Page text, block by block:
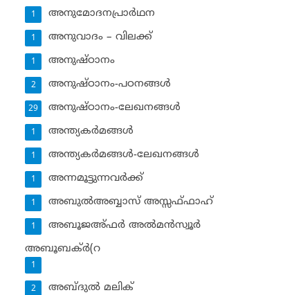
അനുമോദനപ്രാര്‍ഥന
1
അനുവാദം – വിലക്ക്‌
1
അനുഷ്ഠാനം
1
അനുഷ്ഠാനം-പഠനങ്ങള്‍
2
അനുഷ്ഠാനം-ലേഖനങ്ങള്‍
29
അന്ത്യകര്‍മങ്ങള്‍
1
അന്ത്യകര്‍മങ്ങള്‍-ലേഖനങ്ങള്‍
1
അന്നമൂട്ടുന്നവര്‍ക്ക്
1
അബുല്‍അബ്ബാസ് അസ്സഫ്ഫാഹ്‌
1
അബൂജഅ്ഫര്‍ അല്‍മന്‍സ്വൂര്‍
1
അബൂബക്ര്‍(റ
1
അബ്ദുല്‍ മലിക്‌
2